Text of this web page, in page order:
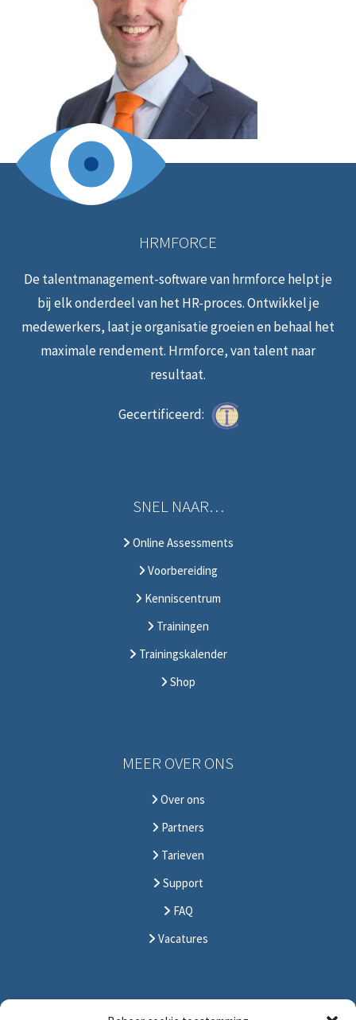
HRMFORCE
De talentmanagement-software van hrmforce helpt je
bij elk onderdeel van het HR-proces. Ontwikkel je
medewerkers, laat je organisatie groeien en behaal het
maximale rendement. Hrmforce, van talent naar
resultaat.
Gecertificeerd:
SNEL NAAR…
Online Assessments
Voorbereiding
Kenniscentrum
Trainingen
Trainingskalender
Shop
MEER OVER ONS
Over ons
Partners
Tarieven
Support
FAQ
Vacatures